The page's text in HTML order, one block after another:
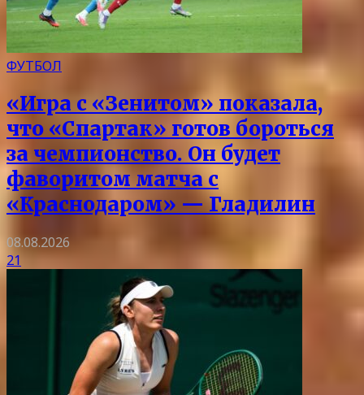
ФУТБОЛ
«Игра с «Зенитом» показала,
что «Спартак» готов бороться
за чемпионство. Он будет
фаворитом матча с
«Краснодаром» — Гладилин
08.08.2026
21